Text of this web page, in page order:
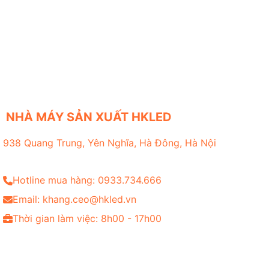
NHÀ MÁY SẢN XUẤT HKLED
938 Quang Trung, Yên Nghĩa, Hà Đông, Hà Nội
Hotline mua hàng: 0933.734.666
Email: khang.ceo@hkled.vn
Thời gian làm việc: 8h00 - 17h00